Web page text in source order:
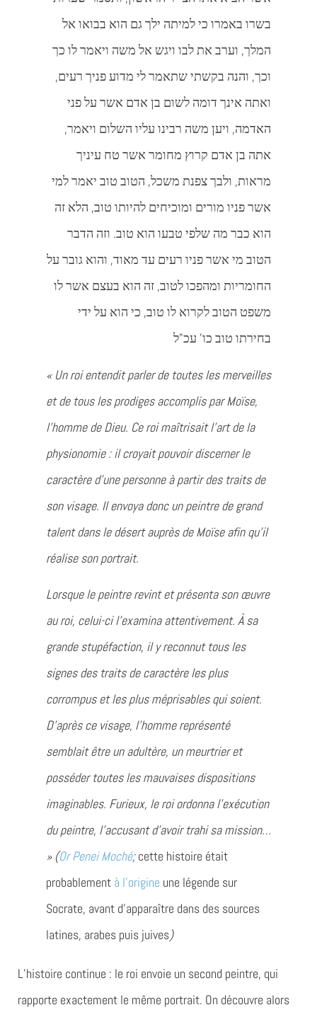
בשרו באמרו כי למיתה ילך גם הוא בבואו אל
המלך, וערב את לבו ויגש אל משה ויאמר לו כך
וכך, והנה בקשתי שתאמר לי מדוע פניך רעים,
ואתה אינך דומה לשום בן אדם אשר על פני
האדמה, ויען משה רבינו עליו השלום ויאמר,
אתה בן אדם קרוץ מחומר אשר טח עיניך
מראות, ולבך צפנת משכל, הטוב טוב יאמר למי
אשר פניו מורים ומוכיחים להיותו טוב, הלא זה
הוא כבר מה שלפי טבעו הוא טוב. וזה הדבר
הטוב מי אשר פניו רעים עד מאוד, והוא גובר על
החומריות ומהפכו לטוב, זה הוא בעצם אשר לו
משפט הטוב לקרוא לו טוב, כי הוא על ידי
בחירתו טוב כו’ עכ”ל
« Un roi entendit parler de toutes les merveilles
et de tous les prodiges accomplis par Moïse,
l’homme de Dieu. Ce roi maîtrisait l’art de la
physionomie : il croyait pouvoir discerner le
caractère d’une personne à partir des traits de
son visage. Il envoya donc un peintre de grand
talent dans le désert auprès de Moïse afin qu’il
réalise son portrait.
Lorsque le peintre revint et présenta son œuvre
au roi, celui-ci l’examina attentivement. À sa
grande stupéfaction, il y reconnut tous les
signes des traits de caractère les plus
corrompus et les plus méprisables qui soient.
D’après ce visage, l’homme représenté
semblait être un adultère, un meurtrier et
posséder toutes les mauvaises dispositions
imaginables. Furieux, le roi ordonna l’exécution
du peintre, l’accusant d’avoir trahi sa mission…
» (Or Penei Moché;cette histoire était
probablement à l’origine une légende sur
Socrate, avant d’apparaître dans des sources
latines, arabes puis juives)
L’histoire continue : le roi envoie un second peintre, qui
rapporte exactement le même portrait. On découvre alors